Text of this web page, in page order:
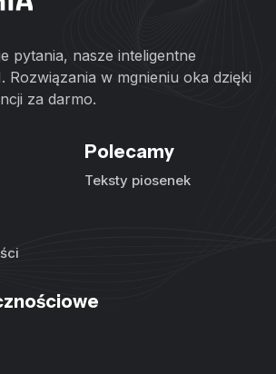
pytania, nasze inteligentne
Rozwiązania w mgnieniu oka dzięki
za darmo.
Polecamy
Teksty piosenek